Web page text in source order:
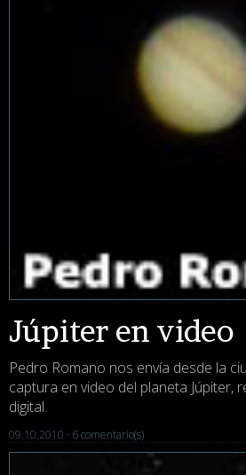
Júpiter en video
Pedro Romano nos envía desde la
captura en video del planeta Júpiter,
digital.
09.10.2010 · 6 comentario(s)